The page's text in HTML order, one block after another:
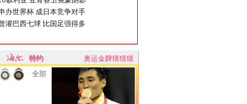
办世界杯 成日本竞争对手
灌巴西七球 比国足强得多
特约
奥运金牌猜猜猜
全部